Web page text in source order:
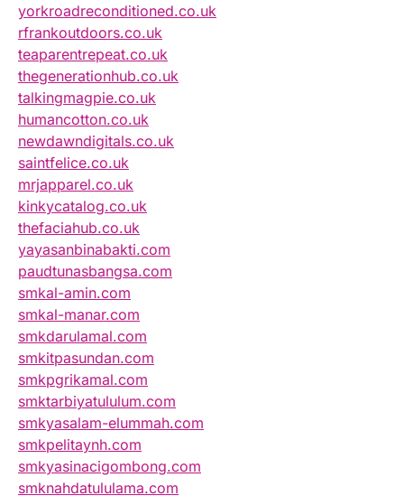
yorkroadreconditioned.co.uk
rfrankoutdoors.co.uk
teaparentrepeat.co.uk
thegenerationhub.co.uk
talkingmagpie.co.uk
humancotton.co.uk
newdawndigitals.co.uk
saintfelice.co.uk
mrjapparel.co.uk
kinkycatalog.co.uk
thefaciahub.co.uk
yayasanbinabakti.com
paudtunasbangsa.com
smkal-amin.com
smkal-manar.com
smkdarulamal.com
smkitpasundan.com
smkpgrikamal.com
smktarbiyatululum.com
smkyasalam-elummah.com
smkpelitaynh.com
smkyasinacigombong.com
smknahdatululama.com